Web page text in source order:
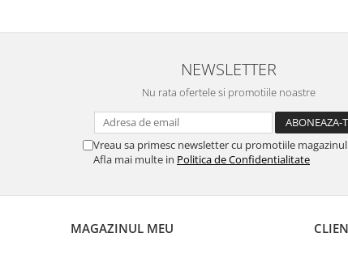
NEWSLETTER
Nu rata ofertele si promotiile noastre
Vreau sa primesc newsletter cu promotiile
Afla mai multe in Politica de Confidentialitate
MAGAZINUL MEU